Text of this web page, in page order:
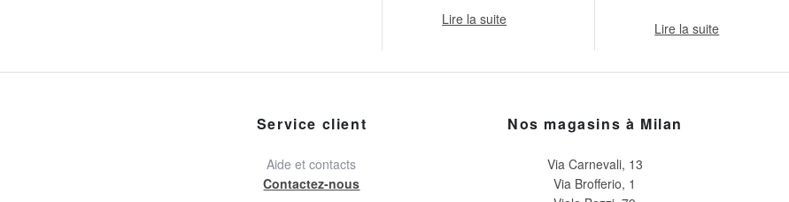
Lire la suite
Lire la suite
Service client
Aide et contacts
Contactez-nous
Nos magasins à Milan
Via Carnevali, 13
Via Brofferio, 1